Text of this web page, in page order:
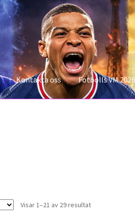
Kontakta oss Fotbolls VM 2026
Visar 1–21 av 29 resultatSortera